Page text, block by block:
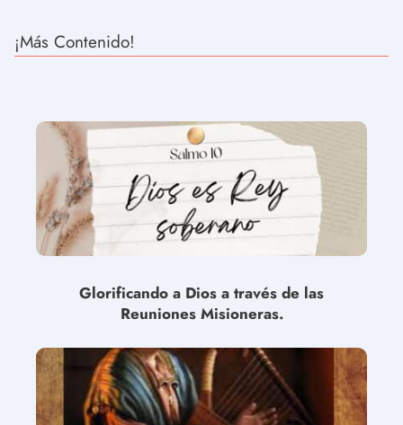
¡Más Contenido!
Glorificando a Dios a través de las
Reuniones Misioneras.